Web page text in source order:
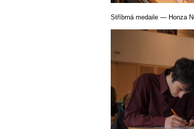
Stříbrná medaile — Honza